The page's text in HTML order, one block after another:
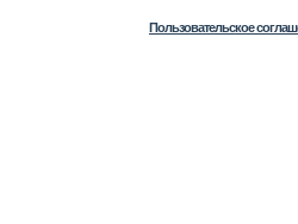
Пользовательское